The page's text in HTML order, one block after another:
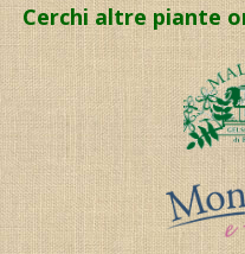
Cerchi altre piante